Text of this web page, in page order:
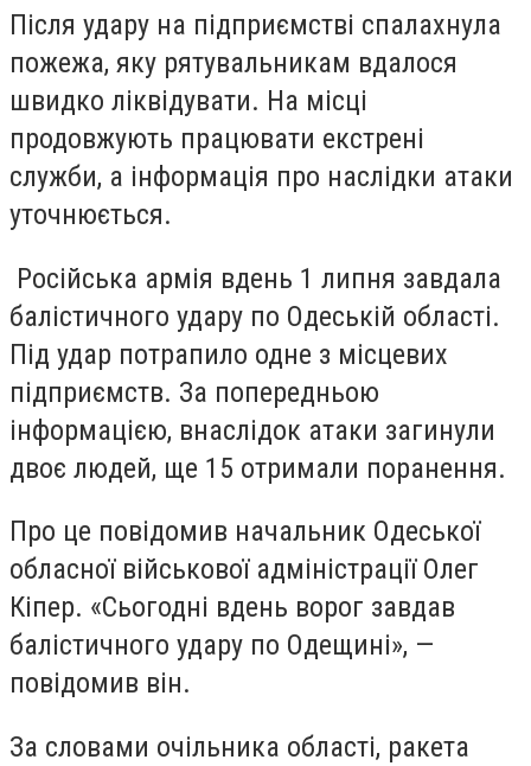
Після удару на підприємстві спалахнула
пожежа, яку рятувальникам вдалося
швидко ліквідувати. На місці
продовжують працювати екстрені
служби, а інформація про наслідки атаки
уточнюється.
Російська армія вдень 1 липня завдала
балістичного удару по Одеській області.
Під удар потрапило одне з місцевих
підприємств. За попередньою
інформацією, внаслідок атаки загинули
двоє людей, ще 15 отримали поранення.
Про це повідомив начальник Одеської
обласної військової адміністрації Олег
Кіпер. «Сьогодні вдень ворог завдав
балістичного удару по Одещині», —
повідомив він.
За словами очільника області, ракета